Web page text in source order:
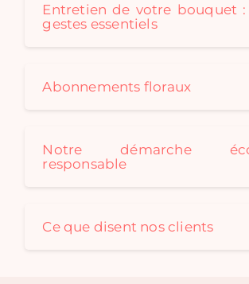
Entretien de votre bouquet
gestes essentiels
Abonnements floraux
Notre démarche
responsable
Ce que disent nos clients